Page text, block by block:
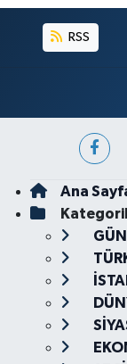
RSS
Ana